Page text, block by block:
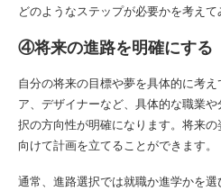
どのようなステップが必要かを考えて
④将来の進路を明確にする
自分の将来の目標や夢を具体的に考
ア、デザイナーなど、具体的な職業
択の方向性が明確になります。将来
向けて計画を立てることができます。
通常、進路選択では就職か進学かを